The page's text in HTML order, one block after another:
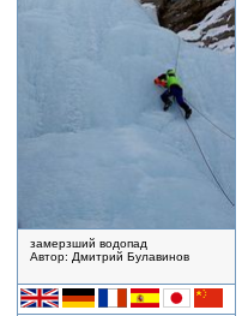
замерзший водопад
Автор: Дмитрий Булавинов